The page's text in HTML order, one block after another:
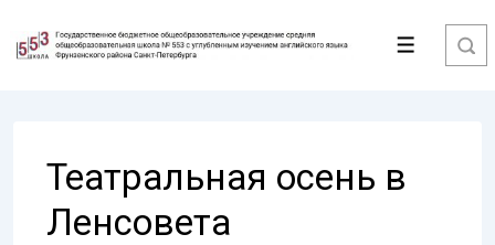
Перейти
Меню
Театральная осень в
Ленсовета